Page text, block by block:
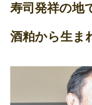
寿司発祥の地
酒粕から生ま